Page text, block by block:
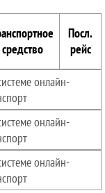
средство
Посл.
рейс
онлайн-
онлайн-
онлайн-